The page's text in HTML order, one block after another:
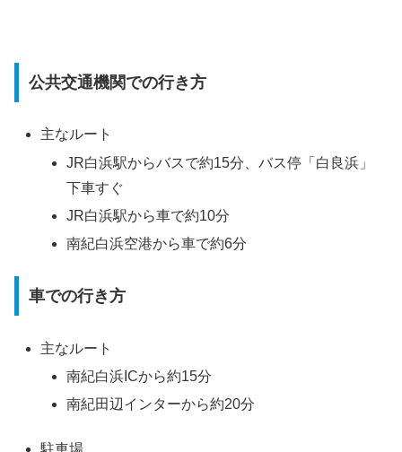
公共交通機関での行き方
主なルート
JR白浜駅からバスで約15分、バス停「白良浜」
下車すぐ
JR白浜駅から車で約10分
南紀白浜空港から車で約6分
車での行き方
主なルート
南紀白浜ICから約15分
南紀田辺インターから約20分